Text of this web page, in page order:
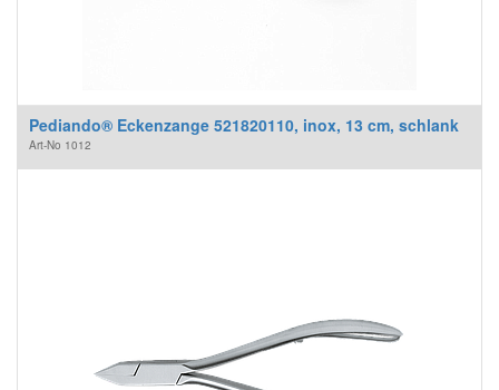
Pediando® Eckenzange 521820110, inox, 13 cm, schlank
Art-No 1012